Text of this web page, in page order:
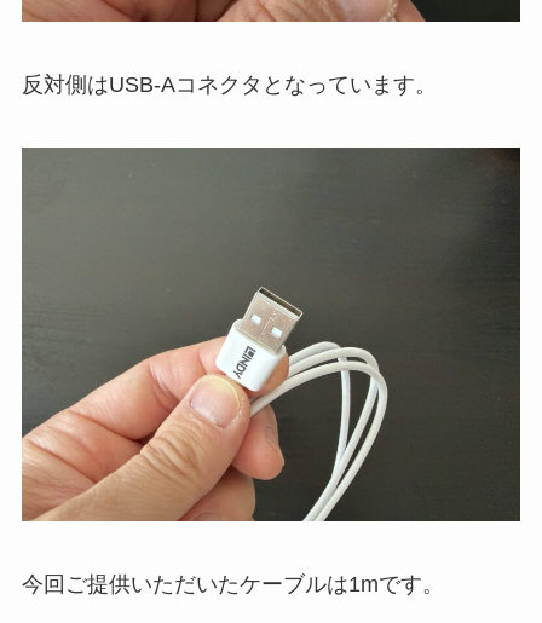
反対側はUSB-Aコネクタとなっています。
今回ご提供いただいたケーブルは1mです。